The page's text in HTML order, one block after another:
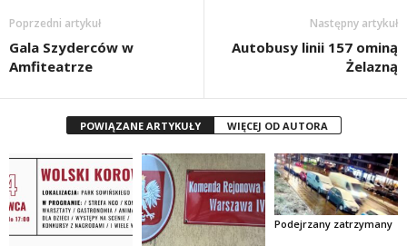
Poprzedni artykuł
Gala Szyderców w
Amfiteatrze
Następny artykuł
Autobusy linii 157 ominą
Żelazną
POWIĄZANE ARTYKUŁY WIĘCEJ OD AUTORA
Podejrzany zatrzymany